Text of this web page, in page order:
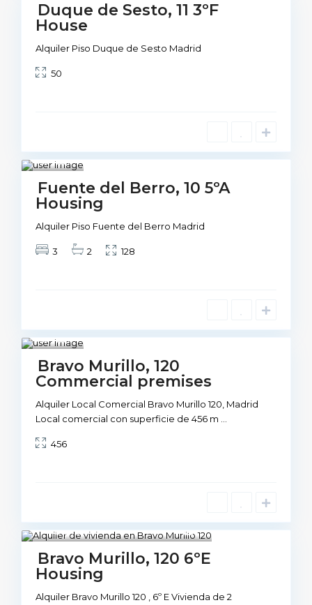
Duque de Sesto, 11 3ºF
House
Alquiler Piso Duque de Sesto Madrid
50
1
Mad
rid
Not
Available
Fuente del Berro, 10 5ºA
Housing
Alquiler Piso Fuente del Berro Madrid
3 2 128
1
Mad
rid
Not
Available
Bravo Murillo, 120
Commercial premises
Alquiler Local Comercial Bravo Murillo 120, Madrid
Local comercial con superficie de 456 m
456
1
Madrid
Not Available
Bravo Murillo, 120 6ºE
Housing
Alquiler Bravo Murillo 120 , 6º E Vivienda de 2